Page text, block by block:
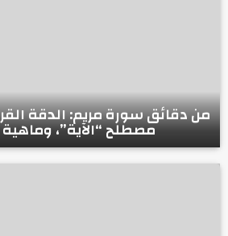
من دقائق سورة مريم: الدقة
مصطلح “الآية”، وماهية